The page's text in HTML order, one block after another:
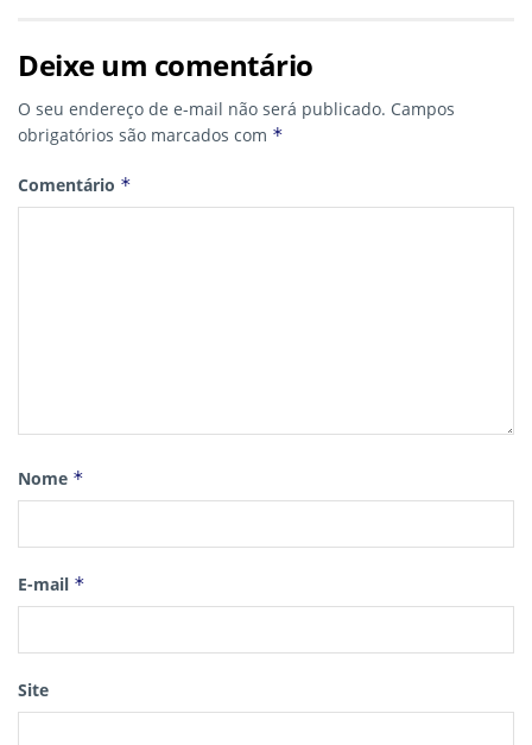
Deixe um comentário
O seu endereço de e-mail não será publicado. Campos
obrigatórios são marcados com *
Comentário *
Nome *
E-mail *
Site